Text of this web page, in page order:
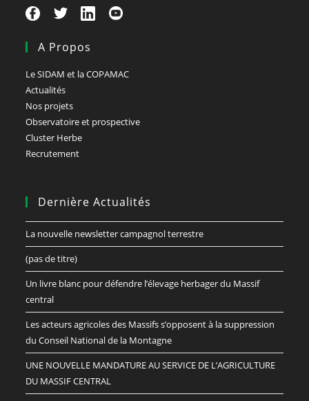
A Propos
Le SIDAM et la COPAMAC
Actualités
Nos projets
Observatoire et prospective
Cluster Herbe
Recrutement
Dernière Actualités
La nouvelle newsletter campagnol terrestre
(pas de titre)
Un livre blanc pour défendre l’élevage herbager du Massif
central
Les acteurs agricoles des Massifs s’opposent à la suppression
du Conseil National de la Montagne
UNE NOUVELLE MANDATURE AU SERVICE DE L’AGRICULTURE
DU MASSIF CENTRAL